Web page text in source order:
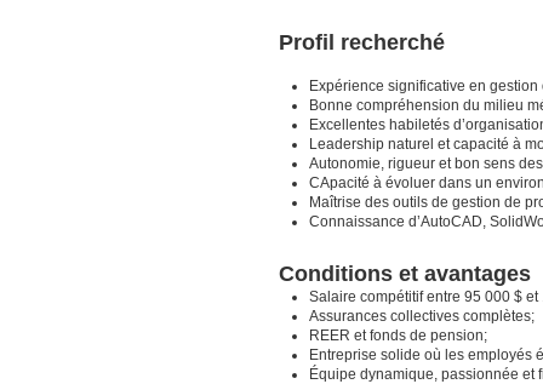
Profil recherché
Expérience significative en
Bonne compréhension du milieu
Excellentes habiletés
Leadership naturel et capacité à
Autonomie, rigueur et bon sens
CApacité à évoluer dans un
Maîtrise des outils de gestion de
Connaissance d’AutoCAD,
Conditions et avantages
Salaire compétitif entre 95 000 $
Assurances collectives complètes;
REER et fonds de pension;
Entreprise solide où les employés
Équipe dynamique, passionnée et